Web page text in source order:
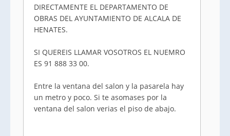
DIRECTAMENTE EL DEPARTAMENTO DE
OBRAS DEL AYUNTAMIENTO DE ALCALA DE
HENATES.
SI QUEREIS LLAMAR VOSOTROS EL NUEMRO
ES 91 888 33 00.
Entre la ventana del salon y la pasarela hay
un metro y poco. Si te asomases por la
ventana del salon verias el piso de abajo.